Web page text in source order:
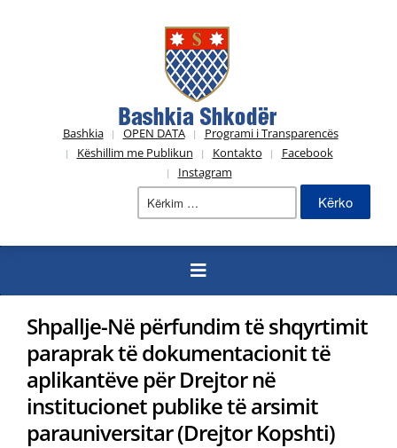
Bashkia OPEN DATA
Programi i Transparencës
Këshillim me Publikun
Kontakto
Facebook
Instagram
Kërko
Shpallje-Në përfundim të shqyrtimit
paraprak të dokumentacionit të
aplikantëve për Drejtor në
institucionet publike të arsimit
parauniversitar (Drejtor Kopshti)